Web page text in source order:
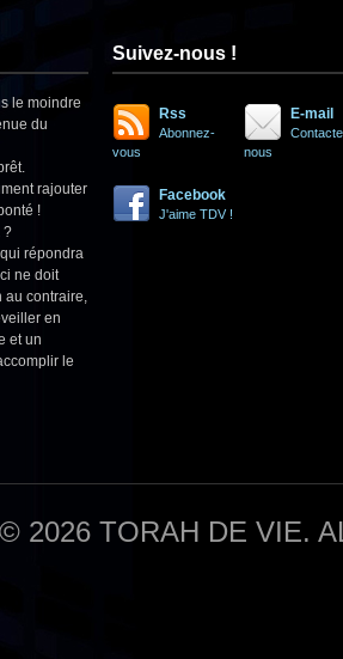
le moindre
du
rajouter
!
?
répondra
ne doit
au contraire,
en
et un
le
Suivez-nous !
Rss
Abonnez-
vous
E-mail
nous
Facebook
J'aime TDV !
2026 TORAH DE VIE.